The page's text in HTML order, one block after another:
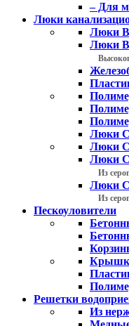
– Для
Люки
Люки
Люки
Люки
Люки
Люки
Из
Люки
Из
Пескоуловители
Решетки
Из